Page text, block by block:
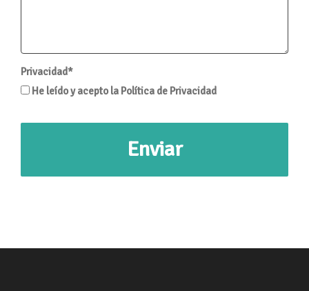
Privacidad*
He leído y acepto la Política de Privacidad
Enviar